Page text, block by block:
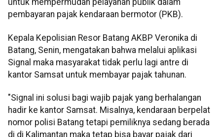
untuk mempermudah pelayanan publik dalam
pembayaran pajak kendaraan bermotor (PKB).
Kepala Kepolisian Resor Batang AKBP Veronika di
Batang, Senin, mengatakan bahwa melalui aplikasi
Signal maka masyarakat tidak perlu lagi antre di
kantor Samsat untuk membayar pajak tahunan.
"Signal ini solusi bagi wajib pajak yang berhalangan
hadir ke kantor Samsat. Misalnya, kendaraan berpelat
nomor polisi Batang tetapi pemiliknya sedang berada
di di Kalimantan maka tetap bisa bayar pajak dari